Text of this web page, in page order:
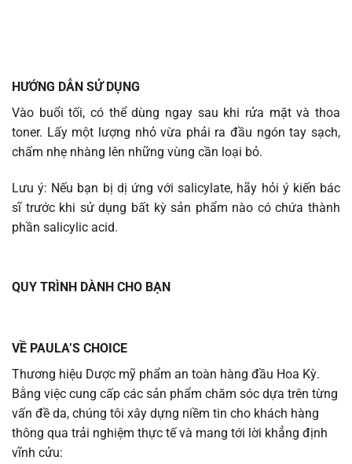
HƯỚNG DẪN SỬ DỤNG
Vào buổi tối, có thể dùng ngay sau khi rửa mặt và thoa
toner. Lấy một lượng nhỏ vừa phải ra đầu ngón tay sạch,
chấm nhẹ nhàng lên những vùng cần loại bỏ.
Lưu ý: Nếu bạn bị dị ứng với salicylate, hãy hỏi ý kiến ​​bác
sĩ trước khi sử dụng bất kỳ sản phẩm nào có chứa thành
phần salicylic acid.
QUY TRÌNH DÀNH CHO BẠN
VỀ PAULA’S CHOICE
Thương hiệu Dược mỹ phẩm an toàn hàng đầu Hoa Kỳ.
Bằng việc cung cấp các sản phẩm chăm sóc dựa trên từng
vấn đề da, chúng tôi xây dựng niềm tin cho khách hàng
thông qua trải nghiệm thực tế và mang tới lời khẳng định
vĩnh cửu: